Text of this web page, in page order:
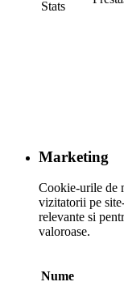
Stats
Marketing
Cookie-urile de
vizitatorii pe
relevante si
valoroase.
Nume